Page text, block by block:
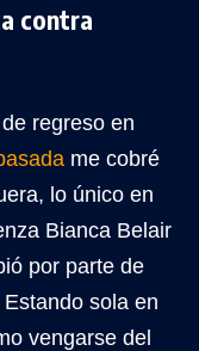
contra
regreso en
me cobré
lo único en
Bianca Belair
por parte de
sola en
vengarse del